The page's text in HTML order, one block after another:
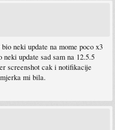
neki update na mome poco x3
update sad sam na 12.5.5
screenshot cak i notifikacije
mi bila.